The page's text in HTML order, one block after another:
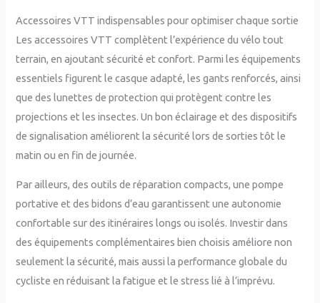
Accessoires VTT indispensables pour optimiser chaque sortie
Les accessoires VTT complètent l’expérience du vélo tout
terrain, en ajoutant sécurité et confort. Parmi les équipements
essentiels figurent le casque adapté, les gants renforcés, ainsi
que des lunettes de protection qui protègent contre les
projections et les insectes. Un bon éclairage et des dispositifs
de signalisation améliorent la sécurité lors de sorties tôt le
matin ou en fin de journée.
Par ailleurs, des outils de réparation compacts, une pompe
portative et des bidons d’eau garantissent une autonomie
confortable sur des itinéraires longs ou isolés. Investir dans
des équipements complémentaires bien choisis améliore non
seulement la sécurité, mais aussi la performance globale du
cycliste en réduisant la fatigue et le stress lié à l’imprévu.